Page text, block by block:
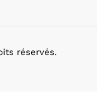
réservés.